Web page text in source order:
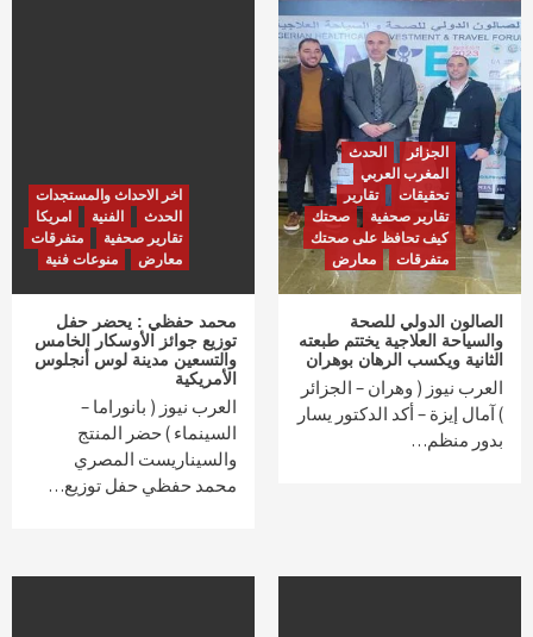
الجزائر
الحدث
المغرب العربي
تحقيقات
تقارير
تقارير صحفية
صحتك
كيف تحافظ على صحتك
متفرقات
معارض
الصالون الدولي للصحة
والسياحة العلاجية يختتم طبعته
الثانية ويكسب الرهان بوهران
العرب نيوز ( وهران – الجزائر
) آمال إيزة – أكد الدكتور يسار
بدور منظم…
اخر الاحداث والمستجدات
الحدث
الفنية
امريكا
تقارير صحفية
متفرقات
معارض
منوعات فنية
محمد حفظي : يحضر حفل
توزيع جوائز الأوسكار الخامس
والتسعين مدينة لوس أنجلوس
الأمريكية
العرب نيوز ( بانوراما –
السينماء ) حضر المنتج
والسيناريست المصري
محمد حفظي حفل توزيع…